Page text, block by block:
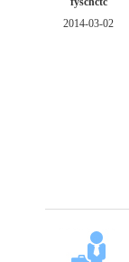
2014-03-02